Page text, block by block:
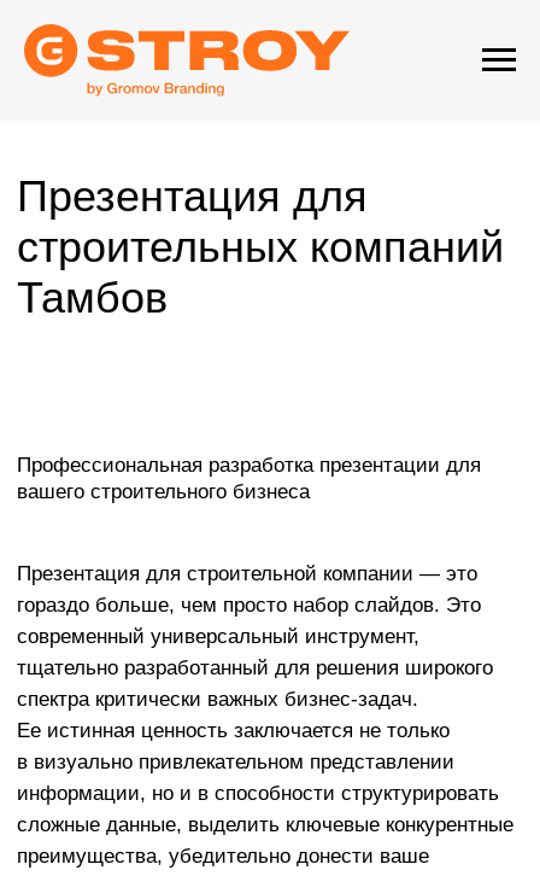
современный универсальный инструмент,
тщательно разработанный для решения широкого
спектра критически важных бизнес-задач.
информации, но и в способности структурировать
сложные данные, выделить ключевые конкурентные
преимущества, убедительно донести ваше
сообщение до целевой аудитории и, в конечном
итоге, стимулировать принятие решений в вашу
пользу.
строительных компаний
Тамбов